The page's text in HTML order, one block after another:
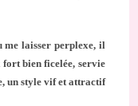
me laisser perplexe, il
fort bien ficelée, servie
un style vif et attractif